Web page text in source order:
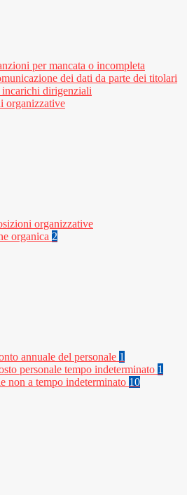
per mancata o incompleta
dei dati da parte dei titolari
dirigenziali
organizzative
organizzative
organica 2
annuale del personale 1
personale tempo indeterminato 1
non a tempo indeterminato 10